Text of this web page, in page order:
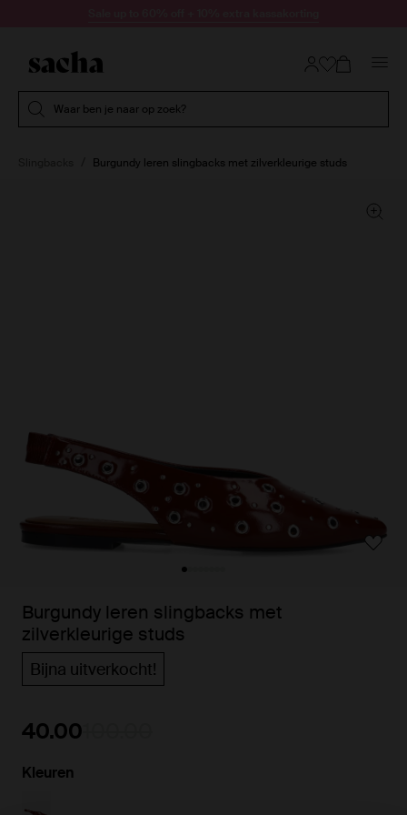
Waar ben je naar op zoek?
Burgundy leren slingbacks met zilverkleurige studs
Burgundy leren slingbacks met
zilverkleurige studs
Bijna uitverkocht!
40.00
Kleuren